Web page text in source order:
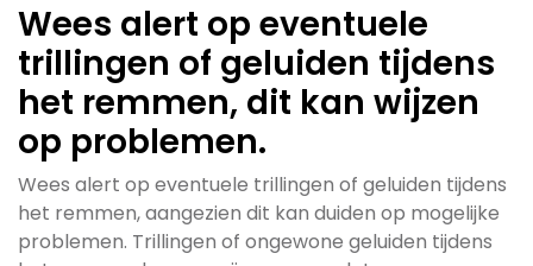
Wees alert op eventuele
trillingen of geluiden tijdens
het remmen, dit kan wijzen
op problemen.
Wees alert op eventuele trillingen of geluiden tijdens
het remmen, aangezien dit kan duiden op mogelijke
problemen. Trillingen of ongewone geluiden tijdens